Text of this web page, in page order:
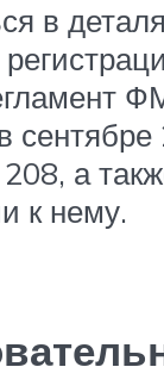
в
сентябре
а
к нему.